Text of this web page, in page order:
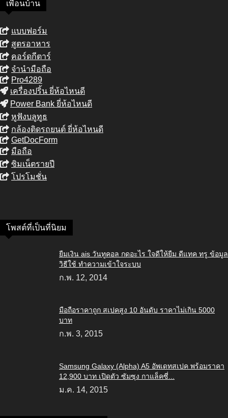
เพื่อนบ้าน
แบบฟอร์ม
สูตรอาหาร
คอร์ดกีตาร์
จำนำมือถือ
Pro4289
เครื่องปริ้น ยี่ห้อไหนดี
Power Bank ยี่ห้อไหนดี
หูฟังบลูทูธ
กล้องติดรถยนต์ ยี่ห้อไหนดี
GetDocForm
มือถือ
ซิมเน็ตรายปี
โปรโมชั่น
โพสต์ที่เป็นที่นิยม
ยืมเงิน ais วันทูคอล กดอะไร ใจดีให้ยืม ดีแทค ทรู ข้อมูล
วิธีใช้ ทำความเข้าใจระบบ
ก.พ. 12, 2014
มือถือราคาถูก สเปคสูง 10 อันดับ ราคาไม่เกิน 5000
บาท
ก.พ. 3, 2015
Samsung Galaxy (Alpha) A5 อัพเดทสเปค พร้อมราคา
12,900 บาท เปิดตัว ซัมซุง กาแล็คซี่...
ม.ค. 14, 2015